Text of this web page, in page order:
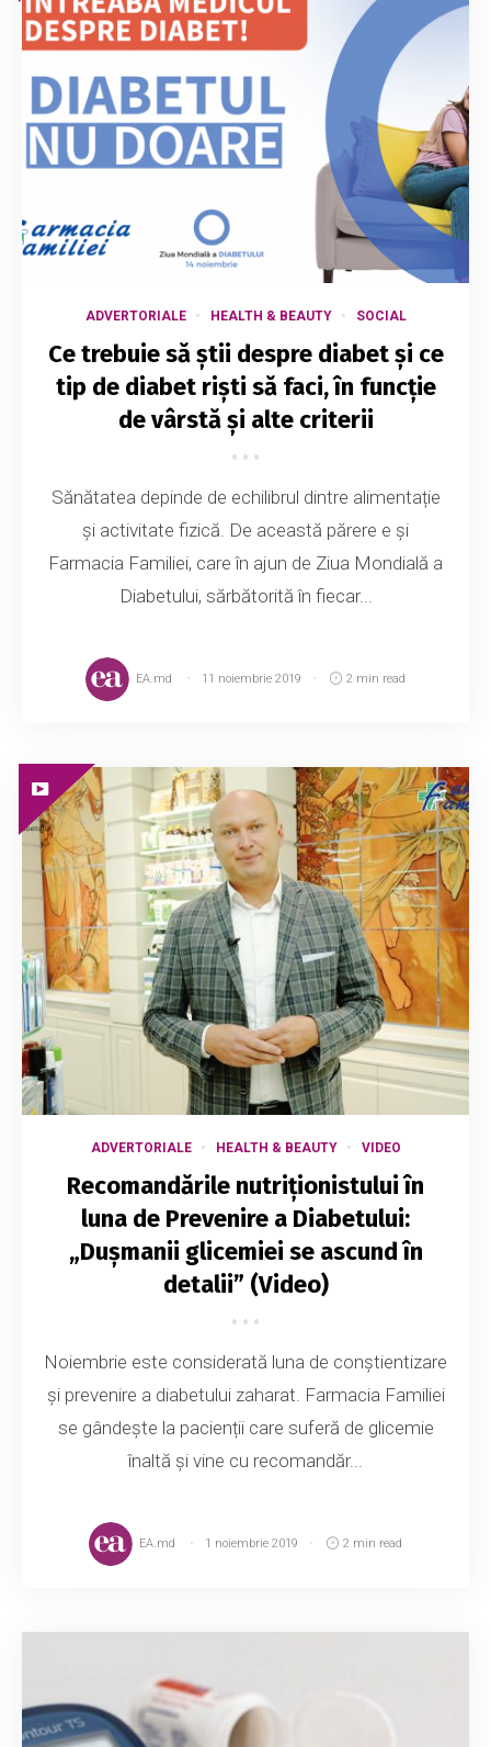
ADVERTORIALE HEALTH & BEAUTY SOCIAL
Ce trebuie să știi despre diabet și ce
tip de diabet riști să faci, în funcție
de vârstă și alte criterii
Sănătatea depinde de echilibrul dintre alimentație
și activitate fizică. De această părere e și
Farmacia Familiei, care în ajun de Ziua Mondială a
Diabetului, sărbătorită în fiecar...
EA.md 11 noiembrie 2019 2 min read
ADVERTORIALE HEALTH & BEAUTY VIDEO
Recomandările nutriționistului în
luna de Prevenire a Diabetului:
„Dușmanii glicemiei se ascund în
detalii” (Video)
Noiembrie este considerată luna de conștientizare
și prevenire a diabetului zaharat. Farmacia Familiei
se gândește la pacienții care suferă de glicemie
înaltă și vine cu recomandăr...
EA.md 1 noiembrie 2019 2 min read